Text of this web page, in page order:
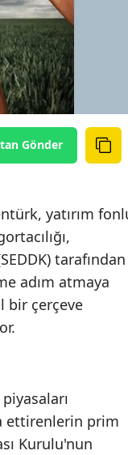
Gönder
yatırım
tarafından
adım atmaya
bir çerçeve
ettirenlerin prim
Kurulu'nun